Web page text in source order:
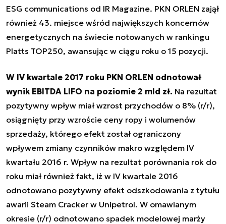
ESG communications od IR Magazine. PKN ORLEN zajął
również 43. miejsce wśród największych koncernów
energetycznych na świecie notowanych w rankingu
Platts TOP250, awansując w ciągu roku o 15 pozycji.
W IV kwartale 2017 roku PKN ORLEN odnotował
wynik EBITDA LIFO na poziomie 2 mld zł. Na rezultat
pozytywny wpływ miał wzrost przychodów o 8% (r/r),
osiągnięty przy wzroście ceny ropy i wolumenów
sprzedaży, którego efekt został ograniczony
wpływem zmiany czynników makro względem IV
kwartału 2016 r. Wpływ na rezultat porównania rok do
roku miał również fakt, iż w IV kwartale 2016
odnotowano pozytywny efekt odszkodowania z tytułu
awarii Steam Cracker w Unipetrol. W omawianym
okresie (r/r) odnotowano spadek modelowej marży